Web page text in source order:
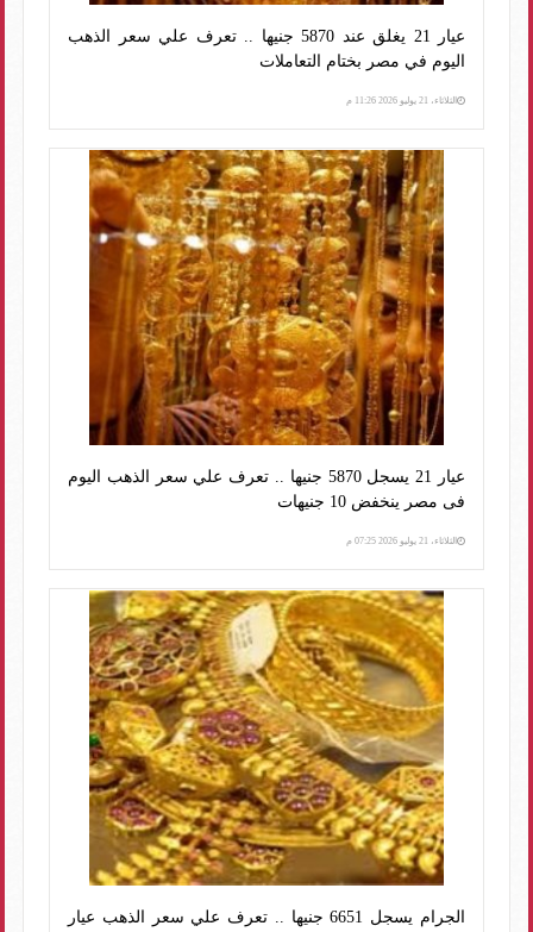
عيار 21 يغلق عند 5870 جنيها .. تعرف علي سعر الذهب
اليوم في مصر بختام التعاملات
الثلاثاء، 21 يوليو 2026 11:26 م
عيار 21 يسجل 5870 جنيها .. تعرف علي سعر الذهب اليوم
فى مصر ينخفض 10 جنيهات
الثلاثاء، 21 يوليو 2026 07:25 م
الجرام يسجل 6651 جنيها .. تعرف علي سعر الذهب عيار